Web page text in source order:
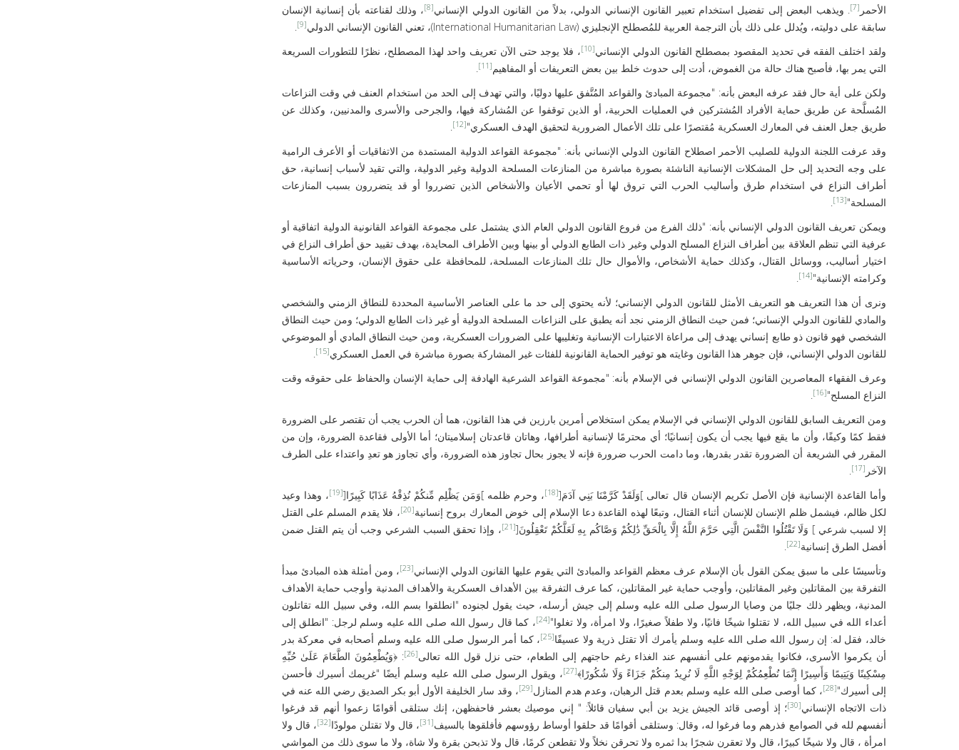
الأحمر [7] . ويذهب البعض إلى تفضيل استخدام تعبير القانون الإنساني الدولي، بدلاً من القانون الدولي الإنساني[8]
، وذلك لقناعته بأن إنسانية الإنسان
سابقة على دوليته، ويُدلل على ذلك بأن الترجمة العربية للمُصطلح الإنجليزي (International Humanitarian Law)، تعني القانون الإنساني الدولي
[9]
ولقد اختلف الفقه في تحديد المقصود بمصطلح القانون الدولي الإنساني[10]
، فلا يوجد حتى الآن تعريف واحد لهذا المصطلح، نظرًا للتطورات السريعة
التي يمر بها، فأصبح هناك حالة من الغموض، أدت إلى حدوث خلط بين بعض التعريفات أو المفاهيم [11]
ولكن على أية حال فقد عرفه البعض بأنه: "مجموعة المبادئ والقواعد المُتَّفق عليها دوليًا، والتي تهدف إلى الحد من استخدام العنف في وقت النزاعات
المُسلَّحة عن طريق حماية الأفراد المُشتركين في العمليات الحربية، أو الذين توقفوا عن المُشاركة فيها، والجرحى والأسرى والمدنيين، وكذلك عن
طريق جعل العنف في المعارك العسكرية مُقتصرًا على تلك الأعمال الضرورية لتحقيق الهدف العسكري"[12]
وقد عرفت اللجنة الدولية للصليب الأحمر اصطلاح القانون الدولي الإنساني بأنه: "مجموعة القواعد الدولية المستمدة من الاتفاقيات أو الأعرف الرامية
على وجه التحديد إلى حل المشكلات الإنسانية الناشئة بصورة مباشرة من المنازعات المسلحة الدولية وغير الدولية، والتي تقيد لأسباب إنسانية، حق
أطراف النزاع في استخدام طرق وأساليب الحرب التي تروق لها أو تحمي الأعيان والأشخاص الذين تضرروا أو قد يتضررون بسبب المنازعات
المسلحة"[13]
ويمكن تعريف القانون الدولي الإنساني بأنه: "ذلك الفرع من فروع القانون الدولي العام الذي يشتمل على مجموعة القواعد القانونية الدولية اتفاقية أو
عرفية التي تنظم العلاقة بين أطراف النزاع المسلح الدولي وغير ذات الطابع الدولي أو بينها وبين الأطراف المحايدة، بهدف تقييد حق أطراف النزاع في
اختيار أساليب، ووسائل القتال، وكذلك حماية الأشخاص، والأموال حال تلك المنازعات المسلحة، للمحافظة على حقوق الإنسان، وحرياته الأساسية
وكرامته الإنسانية"[14]
ونرى أن هذا التعريف هو التعريف الأمثل للقانون الدولي الإنساني؛ لأنه يحتوي إلى حد ما على العناصر الأساسية المحددة للنطاق الزمني والشخصي
والمادي للقانون الدولي الإنساني؛ فمن حيث النطاق الزمني نجد أنه يطبق على النزاعات المسلحة الدولية أو غير ذات الطابع الدولي؛ ومن حيث النطاق
الشخصي فهو قانون ذو طابع إنساني يهدف إلى مراعاة الاعتبارات الإنسانية وتغليبها على الضرورات العسكرية، ومن حيث النطاق المادي أو الموضوعي
للقانون الدولي الإنساني، فإن جوهر هذا القانون وغايته هو توفير الحماية القانونية للفئات غير المشاركة بصورة مباشرة في العمل العسكري[15]
وعرف الفقهاء المعاصرين القانون الدولي الإنساني في الإسلام بأنه: "مجموعة القواعد الشرعية الهادفة إلى حماية الإنسان والحفاظ على حقوقه وقت
النزاع المسلح"[16]
ومن التعريف السابق للقانون الدولي الإنساني في الإسلام يمكن استخلاص أمرين بارزين في هذا القانون، هما أن الحرب يجب أن تقتصر على الضرورة
فقط كمًا وكيفًا، وأن ما يقع فيها يجب أن يكون إنسانيًا؛ أي محترمًا لإنسانية أطرافها، وهاتان قاعدتان إسلاميتان؛ أما الأولى فقاعدة الضرورة، وإن من
المقرر في الشريعة أن الضرورة تقدر بقدرها، وما دامت الحرب ضرورة فإنه لا يجوز بحال تجاوز هذه الضرورة، وأي تجاوز هو تعدِ واعتداء على الطرف
الآخر [17]
وأما القاعدة الإنسانية فإن الأصل تكريم الإنسان قال تعالى ]وَلَقَدْ كَرَّمْنَا بَنِي آدَمَ[[18] ، وحرم ظلمه ]وَمَن يَظْلِم مِّنكُمْ نُذِقْهُ عَذَابًا كَبِيرًا[[19]
، وهذا وعيد
لكل ظالم، فيشمل ظلم الإنسان للإنسان أثناء القتال، وتبعًا لهذه القاعدة دعا الإسلام إلى خوض المعارك بروح إنسانية[20]
، فلا يقدم المسلم على القتل
إلا لسبب شرعي ] وَلَا تَقْتُلُوا النَّفْسَ الَّتِي حَرَّمَ اللَّهُ إِلَّا بِالْحَقِّ ذَٰلِكُمْ وَصَّاكُم بِهِ لَعَلَّكُمْ تَعْقِلُونَ[[21]
، وإذا تحقق السبب الشرعي وجب أن يتم القتل ضمن
أفضل الطرق إنسانية[22]
وتأسيسًا على ما سبق يمكن القول بأن الإسلام عرف معظم القواعد والمبادئ التي يقوم عليها القانون الدولي الإنساني[23]
، ومن أمثلة هذه المبادئ مبدأ
التفرقة بين المقاتلين وغير المقاتلين، وأوجب حماية غير المقاتلين، كما عرف التفرقة بين الأهداف العسكرية والأهداف المدنية وأوجب حماية الأهداف
المدنية، ويظهر ذلك جليًا من وصايا الرسول صلى الله عليه وسلم إلى جيش أرسله، حيث يقول لجنوده "انطلقوا بسم الله، وفي سبيل الله تقاتلون
أعداء الله في سبيل الله، لا تقتلوا شيخًا فانيًا، ولا طفلاً صغيرًا، ولا امرأة، ولا تغلوا"[24]
، كما قال رسول الله صلى الله عليه وسلم لرجل: "انطلق إلى
خالد، فقل له: إن رسول الله صلى الله عليه وسلم يأمرك ألا تقتل ذرية ولا عسيفًا[25]
، كما أمر الرسول صلى الله عليه وسلم أصحابه في معركة بدر
أن يكرموا الأسرى، فكانوا يقدمونهم على أنفسهم عند الغذاء رغم حاجتهم إلى الطعام، حتى نزل قول الله تعالى[26]
: ﴿وَيُطْعِمُونَ الطَّعَامَ عَلَىٰ حُبِّهِ
مِسْكِينًا وَيَتِيمًا وَأَسِيرًا إِنَّمَا نُطْعِمُكُمْ لِوَجْهِ اللَّهِ لَا نُرِيدُ مِنكُمْ جَزَاءً وَلَا شُكُورًا﴾[27]
، ويقول الرسول صلى الله عليه وسلم أيضًا "غريمك أسيرك فأحسن
إلى أسيرك"[28] ، كما أوصى صلى الله عليه وسلم بعدم قتل الرهبان، وعدم هدم المنازل[29]
، وقد سار الخليفة الأول أبو بكر الصديق رضي الله عنه في
ذات الاتجاه الإنساني[30]
؛ إذ أوصى قائد الجيش يزيد بن أبي سفيان قائلاً: " إني موصيك بعشر فاحفظهن، إنك ستلقى أقوامًا زعموا أنهم قد فرغوا
أنفسهم لله في الصوامع فذرهم وما فرغوا له، وقال: وستلقى أقوامًا قد حلقوا أوساط رؤوسهم فأفلقوها بالسيف[31] ، قال ولا تقتلن مولودًا[32]
، قال ولا
امرأة ، قال ولا شيخًا كبيرًا، قال ولا تعقرن شجرًا بدا ثمره ولا تحرقن نخلاً ولا تقطعن كرمًا، قال ولا تذبحن بقرة ولا شاة، ولا ما سوى ذلك من المواشي